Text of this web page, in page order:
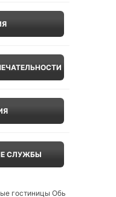
СЛУЖБЫ
гостиницы Обь